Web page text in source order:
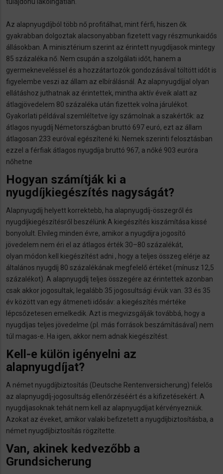
Az alapnyugdíjból több nő profitálhat, mint férfi, hiszen ők
gyakrabban dolgoztak alacsonyabban fizetett vagy részmunkaidős
állásokban. A minisztérium szerint az érintett nyugdíjasok mintegy
85 százaléka nő. Nem csupán a szolgálati időt, hanem a
gyermekneveléssel és a hozzátartozók gondozásával töltött időt is
figyelembe veszi az állam az elbírálásnál. Az alapnyugdíjjal olyan
ellátáshoz juthatnak az érintettek, mintha aktív éveik alatt az
átlagjövedelem 80 százaléka után fizettek volna járulékot.
Gyakorlati példával szemléltetve így számolnak a szakértők: az
átlagos nyugdíj Németországban bruttó 697 euró, ezt az állam
átlagosan 233 euróval egészítené ki. Nemek szerinti felosztásban
ezzel a férfiak átlagos nyugdíja bruttó 967, a nőké 903 euróra
nőhetne
Hogyan számítják ki a
nyugdíjkiegészítés nagyságát?
Alapnyugdíj helyett korrektebb, ha alapnyugdíj-összegről és
nyugdíjkiegészítésről beszélünk A kiegészítés kiszámítása kissé
bonyolult. Elvileg minden évre, amikor a nyugdíjra jogosító
jövedelem nem éri el az átlagos érték 30–80 százalékát,
olyan módon kell kiegészítést adni , hogy a teljes összeg elérje az
általános nyugdíj 80 százalékának megfelelő értéket (mínusz 12,5
százalékot). A alapnyugdíj teljes összegére az érintettek azonban
csak akkor jogosultak, legalább 35 jogosultsági évük van. 33 és 35
év között van egy átmeneti idősáv: a kiegészítés mértéke
lépcsőzetesen emelkedik. Azt is megvizsgálják továbbá, hogy a
nyugdíjas teljes jövedelme (pl. más források beszámításával) nem
túl magas-e. Ha igen, akkor nem adnak kiegészítést.
Kell-e külön igényelni az
alapnyugdíjat?
A német nyugdíjbiztosítás (Deutsche Rentenversicherung) felelős
az alapnyugdíj-jogosultság ellenőrzéséért és a kifizetésekért. A
nyugdíjasoknak tehát nem kell az alapnyugdíjat kérvényezniük.
Azokat az éveket, amikor valaki befizetett a nyugdíjbiztosításba, a
német nyugdíjbiztosítás rögzítette.
Van, akinek kedvezőbb a
Grundsicherung